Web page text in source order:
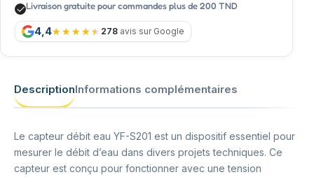
Livraison gratuite pour commandes plus de 200 TND
4,4 278 avis sur Google
DescriptionInformations complémentaires
Le capteur débit eau YF-S201 est un dispositif essentiel pour
mesurer le débit d’eau dans divers projets techniques. Ce
capteur est conçu pour fonctionner avec une tension